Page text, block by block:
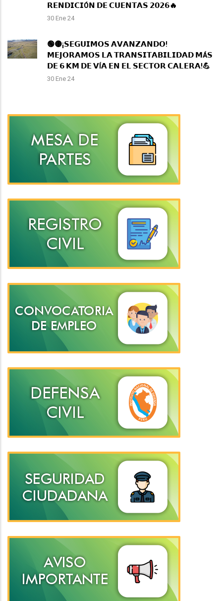
𝗥𝗘𝗡𝗗𝗜𝗖𝗜Ó𝗡 𝗗𝗘 𝗖𝗨𝗘𝗡𝗧𝗔𝗦 𝟮𝟬𝟮𝟲🔥
30 Ene 24
🟢🟡¡𝗦𝗘𝗚𝗨𝗜𝗠𝗢𝗦 𝗔𝗩𝗔𝗡𝗭𝗔𝗡𝗗𝗢!
𝗠𝗘𝗝𝗢𝗥𝗔𝗠𝗢𝗦 𝗟𝗔 𝗧𝗥𝗔𝗡𝗦𝗜𝗧𝗔𝗕𝗜𝗟𝗜𝗗𝗔𝗗 𝗠Á𝗦
𝗗𝗘 𝟲 𝗞𝗠 𝗗𝗘 𝗩Í𝗔 𝗘𝗡 𝗘𝗟 𝗦𝗘𝗖𝗧𝗢𝗥 𝗖𝗔𝗟𝗘𝗥𝗔!💪
30 Ene 24